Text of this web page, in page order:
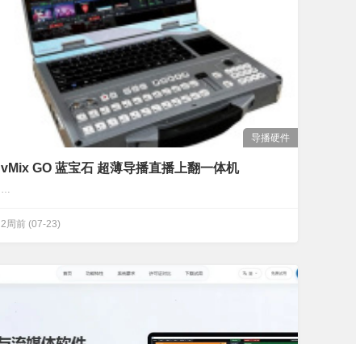
导播硬件
vMix GO 蓝宝石 超薄导播直播上翻一体机
…
2周前 (07-23)